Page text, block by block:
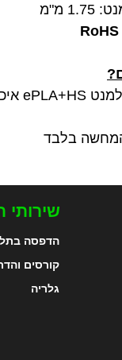
מ"מ
בלבד
הדפסה
קורסים
גלריה